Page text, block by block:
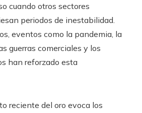
cuando otros sectores
periodos de inestabilidad.
eventos como la pandemia, la
guerras comerciales y los
han reforzado esta
reciente del oro evoca los